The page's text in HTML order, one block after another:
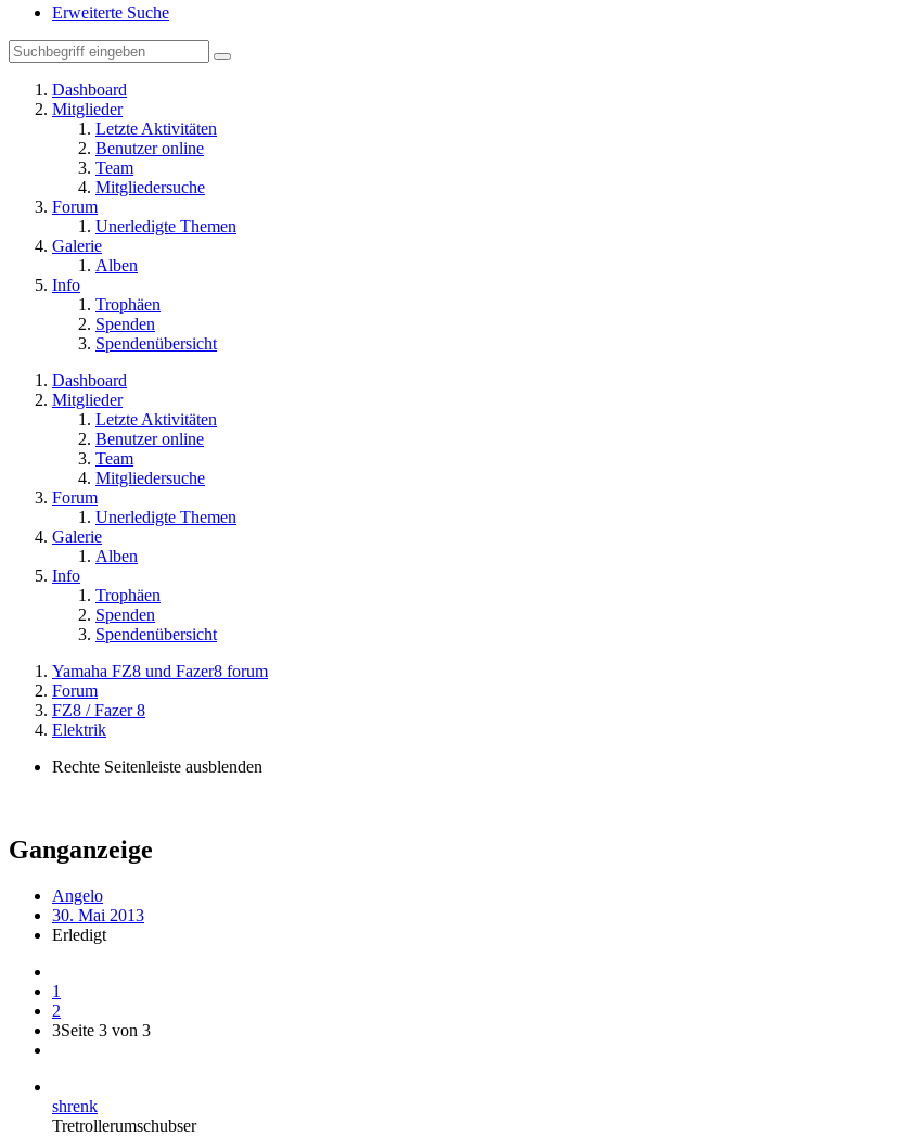
Erweiterte Suche
Dashboard
Mitglieder
Letzte Aktivitäten
Benutzer online
Team
Mitgliedersuche
Forum
Unerledigte Themen
Galerie
Alben
Info
Trophäen
Spenden
Spendenübersicht
Dashboard
Mitglieder
Letzte Aktivitäten
Benutzer online
Team
Mitgliedersuche
Forum
Unerledigte Themen
Galerie
Alben
Info
Trophäen
Spenden
Spendenübersicht
Yamaha FZ8 und Fazer8 forum
Forum
FZ8 / Fazer 8
Elektrik
Rechte Seitenleiste ausblenden
Ganganzeige
Angelo
30. Mai 2013
Erledigt
1
2
3Seite 3 von 3
shrenk
Tretrollerumschubser